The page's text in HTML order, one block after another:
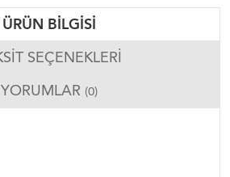
ÜRÜN BILGISI
SEÇENEKLERI
YORUMLAR (0)